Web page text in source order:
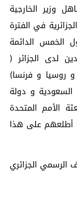
وزير الخارجية
في الفترة
الدول الخمس الدائمة
لدى الجزائر (
و روسيا و فرنسا)
السعودية و دولة
الأمم المتحدة
أطلعهم على هذا
الرسمي الجزائري